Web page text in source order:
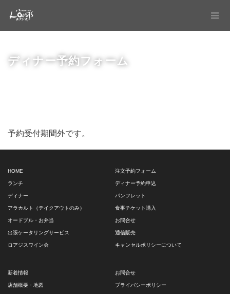
ディナー予約フォーム
予約受付期間外です。
HOME
ランチ
ディナー
アラカルト（テイクアウトのみ）
オードブル・お弁当
出張ケータリングサービス
ロアジスワイン会
注文予約フォーム
ディナー予約申込
パンフレット
食事チケット購入
お問合せ
通信販売
キャンセルポリシーについて
新着情報
店舗概要・地図
お問合せ
プライバシーポリシー